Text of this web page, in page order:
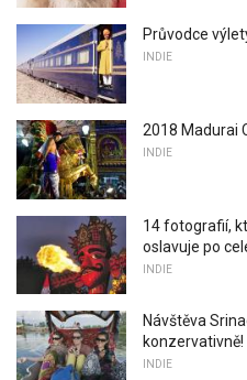
Průvodce
INDIE
2018 Madurai
INDIE
14 fotografií,
oslavuje po
INDIE
Návštěva
konzervativně!
INDIE